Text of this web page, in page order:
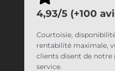
4,93/5 (+100
Courtoisie,
rentabilité maximale,
clients disent de notre
service.